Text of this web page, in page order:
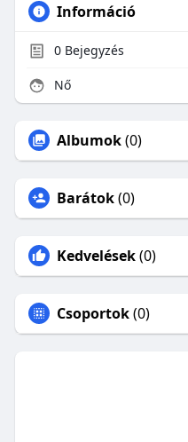
Információ
0Bejegyzés
Nő
Albumok(0)
Barátok(0)
Kedvelések(0)
Csoportok(0)